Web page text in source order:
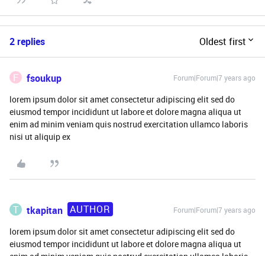
2 replies Oldest first
F fsoukup Forum|Forum|7 years ago
lorem ipsum dolor sit amet consectetur adipiscing elit sed do
eiusmod tempor incididunt ut labore et dolore magna aliqua ut
enim ad minim veniam quis nostrud exercitation ullamco laboris
nisi ut aliquip ex
T tkapitan AUTHOR Forum|Forum|7 years ago
lorem ipsum dolor sit amet consectetur adipiscing elit sed do
eiusmod tempor incididunt ut labore et dolore magna aliqua ut